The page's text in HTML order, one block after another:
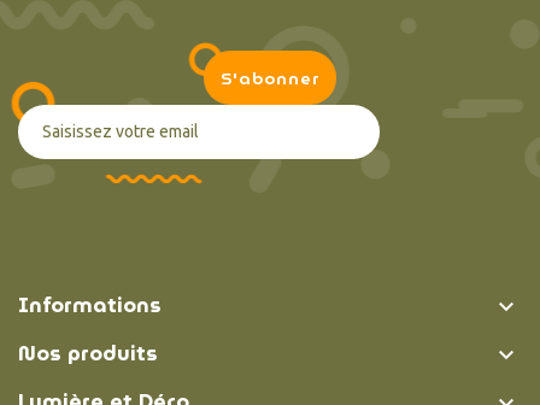
Informations 
Nos produits 